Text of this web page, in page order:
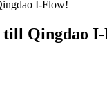
till Qingdao